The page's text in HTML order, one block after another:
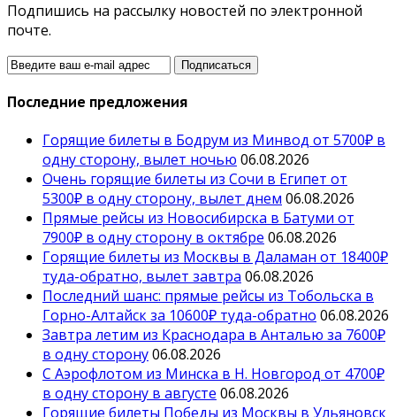
Подпишись на рассылку новостей по электронной
почте.
Последние предложения
Горящие билеты в Бодрум из Минвод от 5700₽ в
одну сторону, вылет ночью 06.08.2026
Очень горящие билеты из Сочи в Египет от
5300₽ в одну сторону, вылет днем 06.08.2026
Прямые рейсы из Новосибирска в Батуми от
7900₽ в одну сторону в октябре 06.08.2026
Горящие билеты из Москвы в Даламан от 18400₽
туда-обратно, вылет завтра 06.08.2026
Последний шанс: прямые рейсы из Тобольска в
Горно-Алтайск за 10600₽ туда-обратно 06.08.2026
Завтра летим из Краснодара в Анталью за 7600₽
в одну сторону06.08.2026
С Аэрофлотом из Минска в Н. Новгород от 4700₽
в одну сторону в августе 06.08.2026
Горящие билеты Победы из Москвы в Ульяновск